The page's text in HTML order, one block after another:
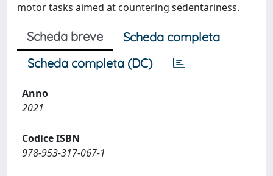
motor tasks aimed at countering sedentariness.
Scheda breve
Scheda completa
Scheda completa (DC)
Anno
2021
Codice ISBN
978-953-317-067-1